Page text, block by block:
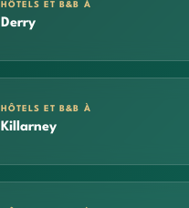
HÔTELS ET B&B À
Derry
HÔTELS ET B&B À
Killarney